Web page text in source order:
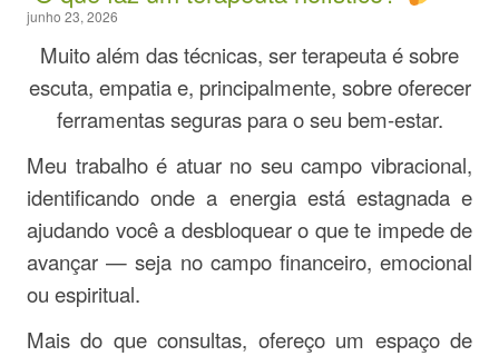
junho 23, 2026
Muito além das técnicas, ser terapeuta é sobre
escuta, empatia e, principalmente, sobre oferecer
ferramentas seguras para o seu bem-estar.
Meu trabalho é atuar no seu campo vibracional,
identificando onde a energia está estagnada e
ajudando você a desbloquear o que te impede de
avançar — seja no campo financeiro, emocional
ou espiritual.
Mais do que consultas, ofereço um espaço de